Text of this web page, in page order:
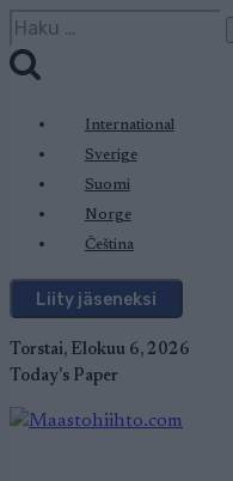
Siirry
sisältöön
Haku:
International
Sverige
Suomi
Norge
Čeština
Liity jäseneksi
Torstai, Elokuu 6, 2026
Today's Paper